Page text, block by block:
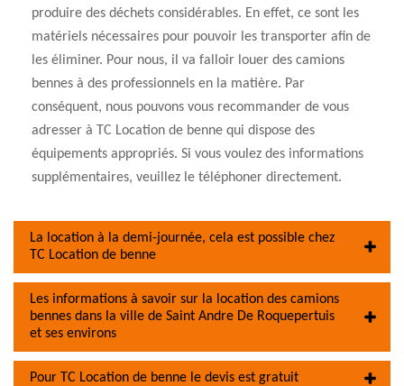
produire des déchets considérables. En effet, ce sont les
matériels nécessaires pour pouvoir les transporter afin de
les éliminer. Pour nous, il va falloir louer des camions
bennes à des professionnels en la matière. Par
conséquent, nous pouvons vous recommander de vous
adresser à TC Location de benne qui dispose des
équipements appropriés. Si vous voulez des informations
supplémentaires, veuillez le téléphoner directement.
La location à la demi-journée, cela est possible chez
TC Location de benne
Les informations à savoir sur la location des camions
bennes dans la ville de Saint Andre De Roquepertuis
et ses environs
Pour TC Location de benne le devis est gratuit